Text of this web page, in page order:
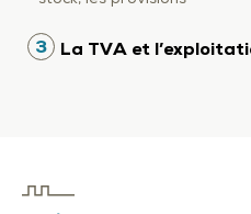
3 La TVA et